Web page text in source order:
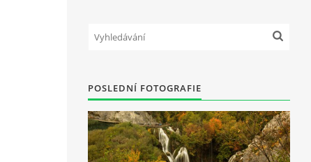
POSLEDNÍ FOTOGRAFIE